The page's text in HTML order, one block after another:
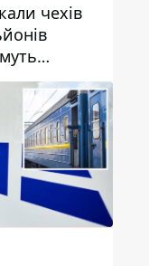
чехів
злочинну